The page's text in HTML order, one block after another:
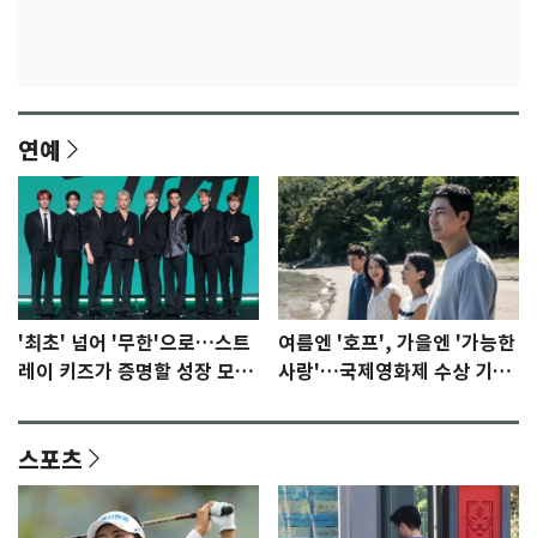
연예
'최초' 넘어 '무한'으로…스트
레이 키즈가 증명할 성장 모멘
여름엔 '호프', 가을엔 '가능한
사랑'…국제영화제 수상 기대
스포츠